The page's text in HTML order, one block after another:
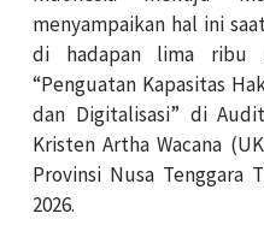
menyampaikan hal ini
di hadapan lima ribu
“Penguatan Kapasitas
dan Digitalisasi” di
Kristen Artha Wacana
Provinsi Nusa Tenggara
2026.